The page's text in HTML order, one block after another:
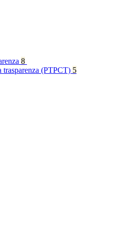
8
trasparenza (PTPCT) 5